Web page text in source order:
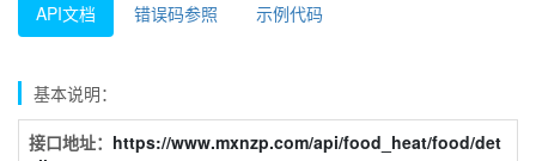
API文档 错误码参照 示例代码
基本说明：
接口地址： https://www.mxnzp.com/api/food_heat/food/det